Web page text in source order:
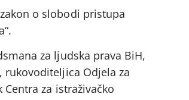
o slobodi pristupa
za ljudska prava BiH,
rukovoditeljica Odjela za
za istraživačko